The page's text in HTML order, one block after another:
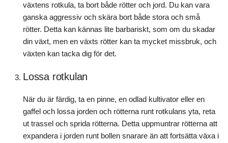
växtens rotkula, ta bort både rötter och jord. Du kan vara
ganska aggressiv och skära bort både stora och små
rötter. Detta kan kännas lite barbariskt, som om du skadar
din växt, men en växts rötter kan ta mycket missbruk, och
växten kan tacka dig för det.
Lossa rotkulan
När du är färdig, ta en pinne, en odlad kultivator eller en
gaffel och lossa jorden och rötterna runt rotkulans yta, reta
ut trassel och sprida rötterna. Detta uppmuntrar rötterna att
expandera i jorden runt bollen snarare än att fortsätta växa i